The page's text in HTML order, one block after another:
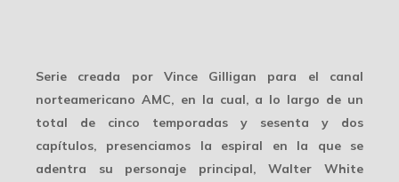
Serie creada por Vince Gilligan para el canal
norteamericano AMC, en la cual, a lo largo de un
total de cinco temporadas y sesenta y dos
capítulos, presenciamos la espiral en la que se
adentra su personaje principal, Walter White